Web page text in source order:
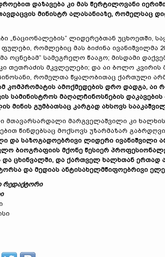
დაზავება კი მას წერტილოვანი
მინისტრ ალასანიაზე, რომელსაც
„ნაციონალების“ ლიდერებთან უცხოეთში,
რომლებიც მას ბიძინა ივანიშვილმა
ოცნებამ“ სამეგრელო წააგო; მისდამი
თეთრაძის მკვლელები; და აი ბოლო კვირის
რომელთა წყალობითაც ქართული
კომპრომატის ამოქმედების დრო დადგა,
სამინისტროს მაღალჩინოსნების
მინის გუმბათსაც კარგად ახსოვს
მთავარსარდალი მარგველაშვილი კი
წინდებსაც მოქსოვს უზარმაზარ
და საზოგადოებრივი ლიდერი ივანიშვილი
ბიოგრაფიის მქონე წესიერ
და ცხინვალში, და ქართველ ხალხთან
და მედიას ანტისახელმწიფოებრივი
რედაქტორი